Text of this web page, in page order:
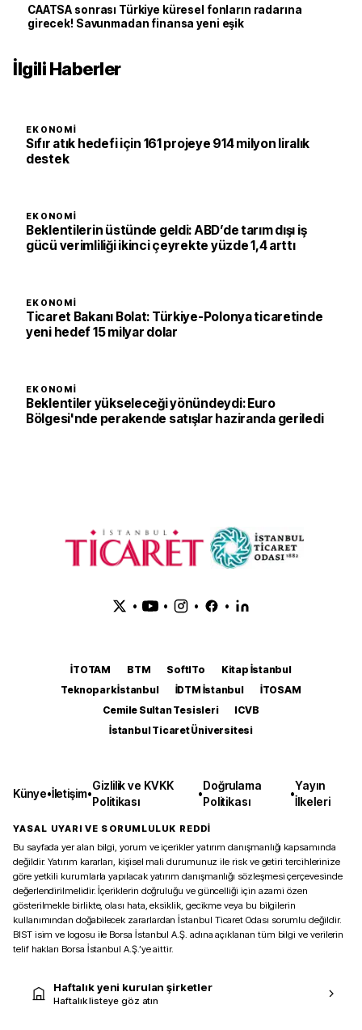
CAATSA sonrası Türkiye küresel fonların radarına
girecek! Savunmadan finansa yeni eşik
İlgili Haberler
EKONOMI
Sıfır atık hedefi için 161 projeye 914 milyon liralık
destek
EKONOMI
Beklentilerin üstünde geldi: ABD’de tarım dışı iş
gücü verimliliği ikinci çeyrekte yüzde 1,4 arttı
EKONOMI
Ticaret Bakanı Bolat: Türkiye-Polonya ticaretinde
yeni hedef 15 milyar dolar
EKONOMI
Beklentiler yükseleceği yönündeydi: Euro
Bölgesi'nde perakende satışlar haziranda geriledi
• • • •
İTOTAM BTM SoftITo
Kitap İstanbul
Teknopark İstanbul
İDTM İstanbul
İTOSAM
Cemile Sultan Tesisleri
ICVB
İstanbul Ticaret Üniversitesi
Künye•İletişim•
Gizlilik ve KVKK
Politikası
•
Doğrulama
Politikası
•
Yayın
İlkeleri
YASAL UYARI VE SORUMLULUK REDDİ
Bu sayfada yer alan bilgi, yorum ve içerikler yatırım danışmanlığı kapsamında
değildir. Yatırım kararları, kişisel mali durumunuz ile risk ve getiri tercihlerinize
göre yetkili kurumlarla yapılacak yatırım danışmanlığı sözleşmesi çerçevesinde
değerlendirilmelidir. İçeriklerin doğruluğu ve güncelliği için azami özen
gösterilmekle birlikte, olası hata, eksiklik, gecikme veya bu bilgilerin
kullanımından doğabilecek zararlardan İstanbul Ticaret Odası sorumlu değildir.
BIST isim ve logosu ile Borsa İstanbul A.Ş. adına açıklanan tüm bilgi ve verilerin
telif hakları Borsa İstanbul A.Ş.’ye aittir.
Haftalık yeni kurulan şirketler
Haftalık listeye göz atın